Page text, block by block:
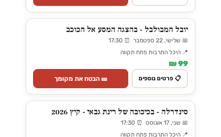
יובל המבולבל - בהצגה המסע אל הכוכב
📅 שלישי, 22 ספטמבר ⏰ 17:30
📍 היכל התרבות פתח תקווה
99 ₪
📋 פרטים נוספים 🎫 הבטח את מקומך
סינדרלה - בכיכובה של רינת גבאי - קיץ 2026
📅 שני, 17 אוגוסט ⏰ 17:30
📍 היכל התרבות פתח תקווה